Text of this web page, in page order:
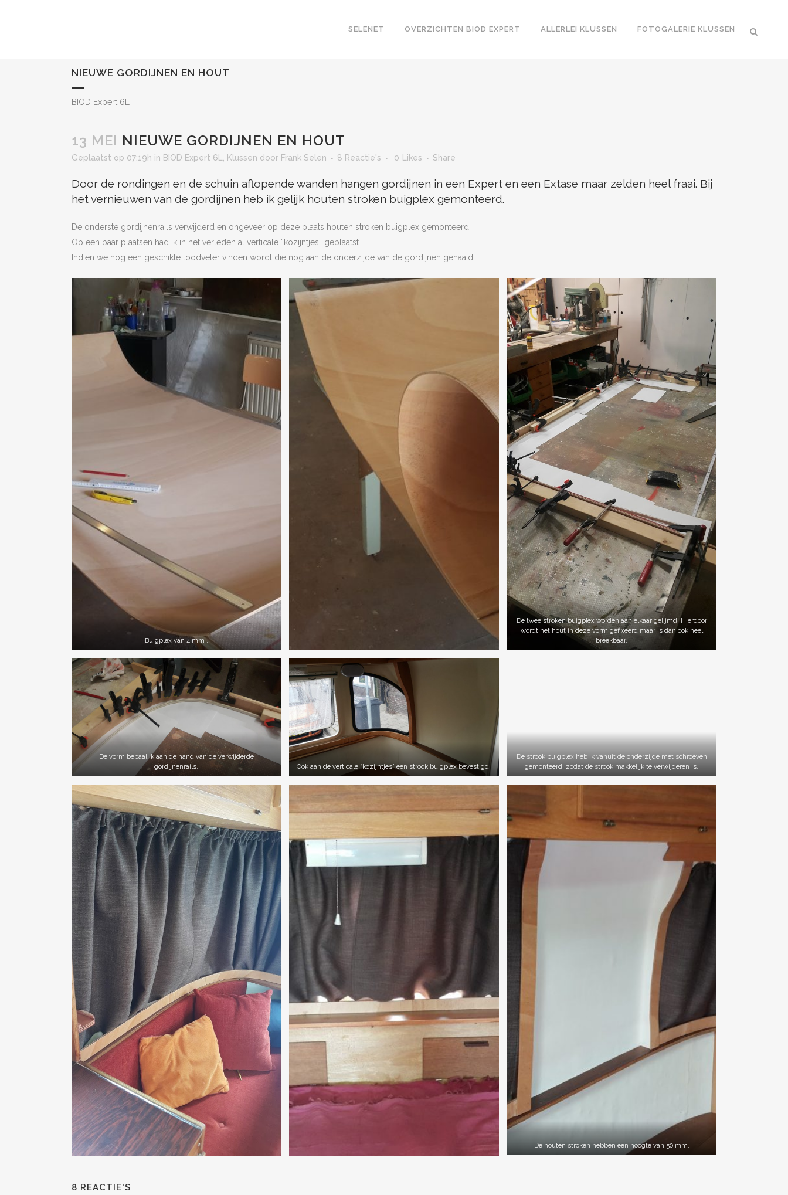
SELENET OVERZICHTEN BIOD EXPERT ALLERLEI KLUSSEN FOTOGALERIE KLUSSEN
NIEUWE GORDIJNEN EN HOUT
BIOD Expert 6L
13 MEI NIEUWE GORDIJNEN EN HOUT
Geplaatst op 07:19h in BIOD Expert 6L Klussen door Frank Selen 8 Reactie's 0 Likes Share
Door de rondingen en de schuin aflopende wanden hangen gordijnen in een Expert en een Extase maar zelden heel fraai. Bij
het vernieuwen van de gordijnen heb ik gelijk houten stroken buigplex gemonteerd.
De onderste gordijnenrails verwijderd en ongeveer op deze plaats houten stroken buigplex gemonteerd.
Op een paar plaatsen had ik in het verleden al verticale “kozijntjes” geplaatst.
Indien we nog een geschikte loodveter vinden wordt die nog aan de onderzijde van de gordijnen genaaid.
Buigplex van 4 mm .
De twee stroken buigplex worden aan elkaar gelijmd. Hierdoor
wordt het hout in deze vorm gefixeerd maar is dan ook heel
breekbaar.
De vorm bepaal ik aan de hand van de verwijderde
gordijnenrails.
Ook aan de verticale “kozijntjes” een strook buigplex bevestigd.
De strook buigplex heb ik vanuit de onderzijde met schroeven
gemonteerd, zodat de strook makkelijk te verwijderen is.
De houten stroken hebben een hoogte van 50 mm.
8 REACTIE'S